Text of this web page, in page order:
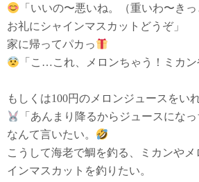
「いいの〜悪いね。（重いわ〜き
お礼にシャインマスカットどうぞ」
家に帰ってパカっ
「こ…これ、メロンちゃう！ミカン
もしくは100円のメロンジュースをい
「あんまり降るからジュースになっ
なんて言いたい。
こうして海老で鯛を釣る、ミカンや
インマスカットを釣りたい。